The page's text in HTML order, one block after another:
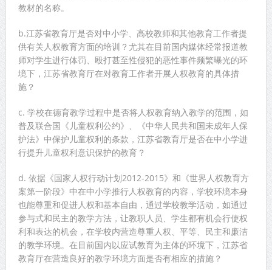
教材的名称。
b.江苏省教育厅是否对中小学、高校教师和其他教育工作者提
供有关人权教育方面的培训？尤其在目前国内媒体经常报道教
师对学生进行体罚、殴打甚至性侵犯的恶性事件频繁曝光的环
境下，江苏省教育厅在对教育工作者开展人权教育的具体措
施？
c. 学校在德育教学过程中是否将人权教育纳入教学的范围，如
普及联合国《儿童权利公约》、《中华人民共和国未成年人保
护法》中保护儿童权利的条款，江苏省教育厅是否在中小学进
行提升儿童权利意识保护的教育？
d. 依据《国家人权行动计划2012-2015》和《世界人权教育方
案第一阶段》中在中小学推行人权教育的内容，学校环境本身
也能尊重和促进人权和基本自由，通过学校教学活动，如通过
参与式和民主的教学方法，让教职人员、学生都有机会行使权
利和表达的机会，在学校内营造尊重人权、平等、民主和廉洁
的教学环境。在目前国内以应试教育为主体的环境下，江苏省
教育厅在营造良好的教学环境方面是否有相应的措施？